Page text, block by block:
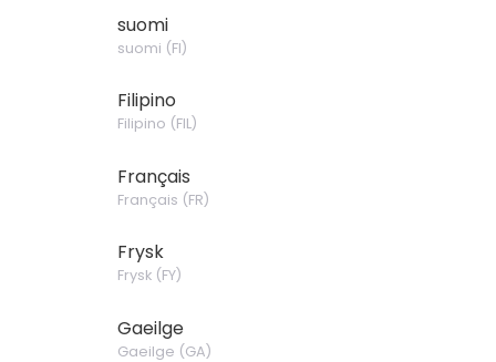
suomi
suomi (FI)
Filipino
Filipino (FIL)
Français
Français (FR)
Frysk
Frysk(FY)
Gaeilge
Gaeilge (GA)